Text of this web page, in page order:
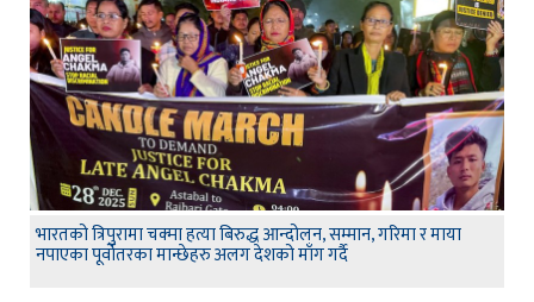
भारतको त्रिपुरामा चक्मा हत्या बिरुद्ध आन्दोलन, सम्मान, गरिमा र माया
नपाएका पूर्वोतरका मान्छेहरु अलग देशको माँग गर्दै